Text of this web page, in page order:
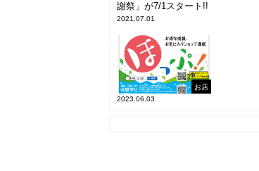
謝祭」が7/1スタート!!
2021.07.01
お店
2023.06.03